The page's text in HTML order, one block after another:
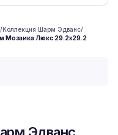
/Коллекция Шарм Эдванс/
Мозаика Люкс 29.2x29.2